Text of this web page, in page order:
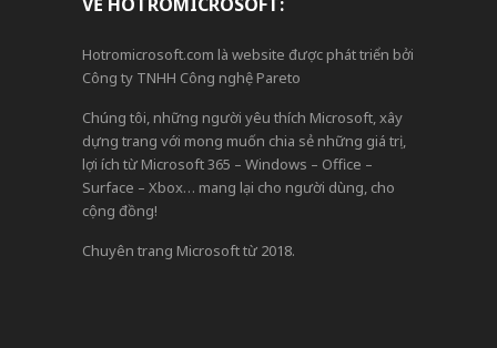
Hotromicrosoft.com là website được phát triển bởi
Công ty TNHH Công nghệ Pareto
Chúng tôi, những người yêu thích Microsoft, xây
dựng trang với mong muốn chia sẻ những giá trị,
lợi ích từ Microsoft 365 – Windows – Office –
Surface – Xbox… mang lại cho người dùng, cho
cộng đồng!
Chuyên trang Microsoft từ 2018.